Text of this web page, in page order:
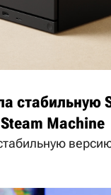
стабильную
Machine